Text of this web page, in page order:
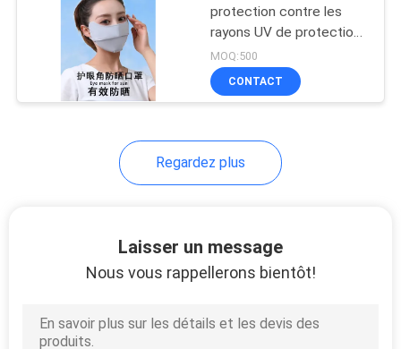
PRIVACY
POLICYSacs à verrouiller
Sacs de banque de
tirette
vêtements de sport.
protection contre les
rayons UV de protection
contre l'ombre mince
MOQ:500
CONTACT
Regardez plus
Laisser un message
Nous vous rappellerons bientôt!